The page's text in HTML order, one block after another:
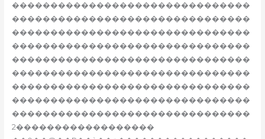
�������������������������������
�������������������������������
�������������������������������
�������������������������������
�������������������������������
�������������������������������
�������������������������������
�������������������������������
�������������������������������
2������������������